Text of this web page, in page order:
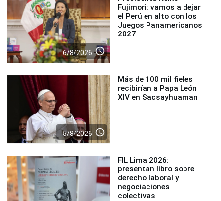
6/8/2026 access_time
Fujimori: vamos a dejar
el Perú en alto con los
Juegos Panamericanos
2027
5/8/2026 access_time
Más de 100 mil fieles
recibirían a Papa León
XIV en Sacsayhuaman
FIL Lima 2026:
presentan libro sobre
derecho laboral y
negociaciones
colectivas